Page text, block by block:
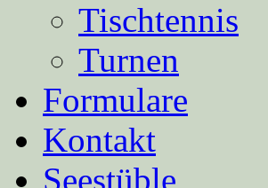
Tischtennis
Turnen
Formulare
Kontakt
Seestüble